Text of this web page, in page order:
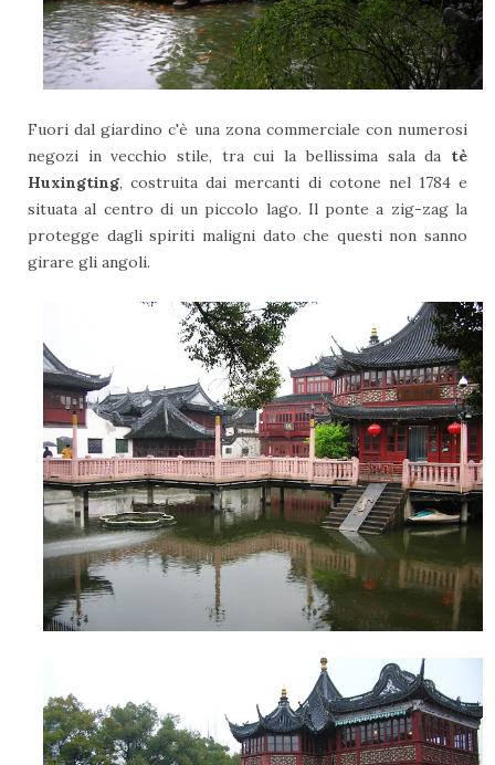
Fuori dal giardino c'è una zona commerciale con numerosi
negozi in vecchio stile, tra cui la bellissima sala da tè
Huxingting, costruita dai mercanti di cotone nel 1784 e
situata al centro di un piccolo lago. Il ponte a zig-zag la
protegge dagli spiriti maligni dato che questi non sanno
girare gli angoli.